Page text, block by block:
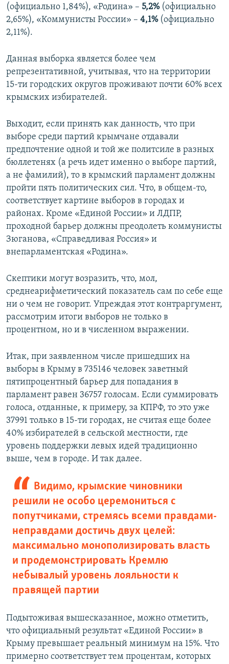
(официально 1,84%), «Родина» – 5,2%(официально
2,65%), «Коммунисты России» – 4,1%(официально
2,11%).
Данная выборка является более чем
репрезентативной, учитывая, что на территории
15-ти городских округов проживают почти 60% всех
крымских избирателей.
Выходит, если принять как данность, что при
выборе среди партий крымчане отдавали
предпочтение одной и той же политсиле в разных
бюллетенях (а речь идет именно о выборе партий,
а не фамилий), то в крымский парламент должны
пройти пять политических сил. Что, в общем-то,
соответствует картине выборов в городах и
районах. Кроме «Единой России» и ЛДПР,
проходной барьер должны преодолеть коммунисты
Зюганова, «Справедливая Россия» и
внепарламентская «Родина».
Скептики могут возразить, что, мол,
среднеарифметический показатель сам по себе еще
ни о чем не говорит. Упреждая этот контраргумент,
рассмотрим итоги выборов не только в
процентном, но и в численном выражении.
Итак, при заявленном числе пришедших на
выборы в Крыму в 735146 человек заветный
пятипроцентный барьер для попадания в
парламент равен 36757 голосам. Если суммировать
голоса, отданные, к примеру, за КПРФ, то это уже
37991 только в 15-ти городах, не считая еще более
40% избирателей в сельской местности, где
уровень поддержки левых идей традиционно
выше, чем в городе. И так далее.
Видимо, крымские чиновники
решили не особо церемониться с
попутчиками, стремясь всеми правдами-
неправдами достичь двух целей:
максимально монополизировать власть
и продемонстрировать Кремлю
небывалый уровень лояльности к
правящей партии
Подытоживая вышесказанное, можно отметить,
что официальный результат «Единой России» в
Крыму превышает реальный минимум на 15%. Что
примерно соответствует тем процентам, которых